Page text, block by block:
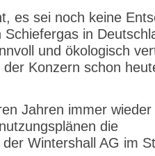
es sei noch keine
in
und ökologisch
Konzern schon
Jahren immer
die
Wintershall AG im